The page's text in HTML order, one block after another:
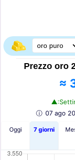
Prezzo oro
≈
ⓘ 07 ago
Oggi 7 giorni